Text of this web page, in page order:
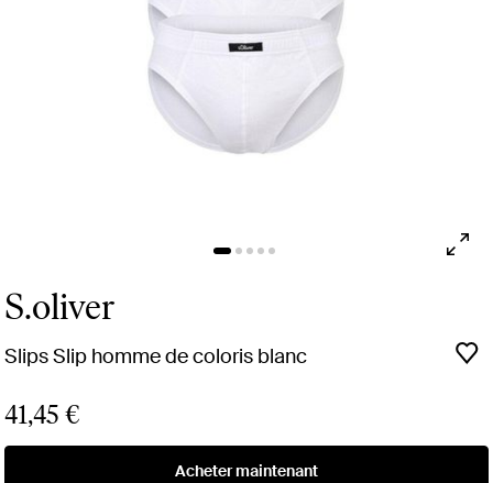
S.oliver
Slips Slip homme de coloris blanc
41,45 €
Acheter maintenant